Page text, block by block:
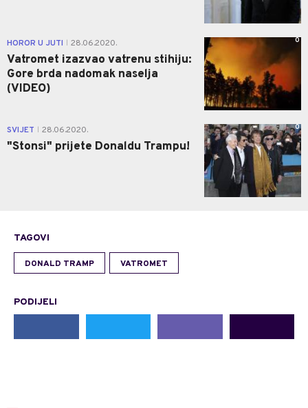
HOROR U JUTI 28.06.2020.
Vatromet izazvao vatrenu stihiju:
Gore brda nadomak naselja
(VIDEO)
0
SVIJET 28.06.2020.
"Stonsi" prijete Donaldu Trampu!
0
TAGOVI
DONALD TRAMP VATROMET
PODIJELI